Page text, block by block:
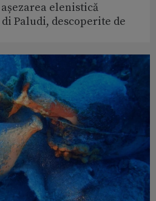
elenistică
Paludi, descoperite de